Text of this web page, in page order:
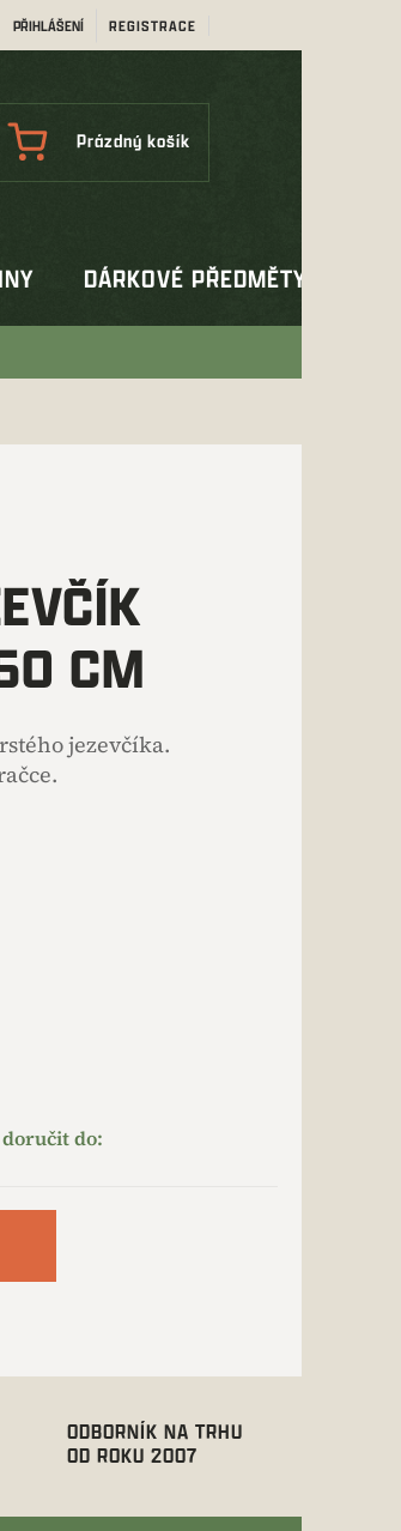
PŘIHLÁŠENÍ REGISTRACE
NÁKUPNÍ
Prázdný košík
DÁRKOVÉ PŘEDMĚTY
CM
jezevčíka.
ODBORNÍK NA TRHU
OD ROKU 2007